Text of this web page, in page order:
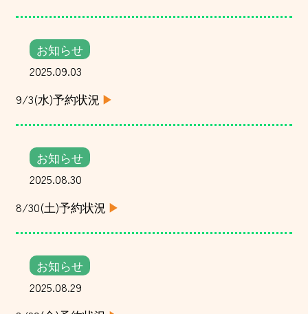
お知らせ
2025.09.03
9/3(水)予約状況
お知らせ
2025.08.30
8/30(土)予約状況
お知らせ
2025.08.29